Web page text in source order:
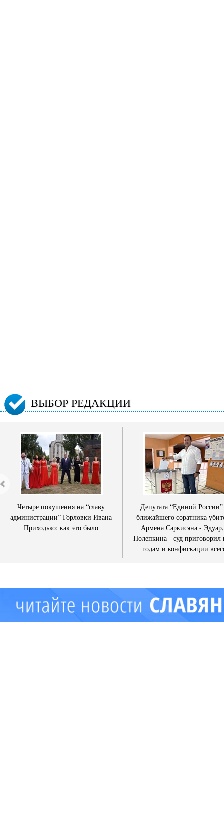
ВЫБОР РЕДАКЦИИ
Четыре покушения на “главу
администрации” Горловки Ивана
Приходько: как это было
Депутата “Единой
ближайшего соратника
Армена Саркисяна -
Полепкина - суд приговорил
годам и конфискации